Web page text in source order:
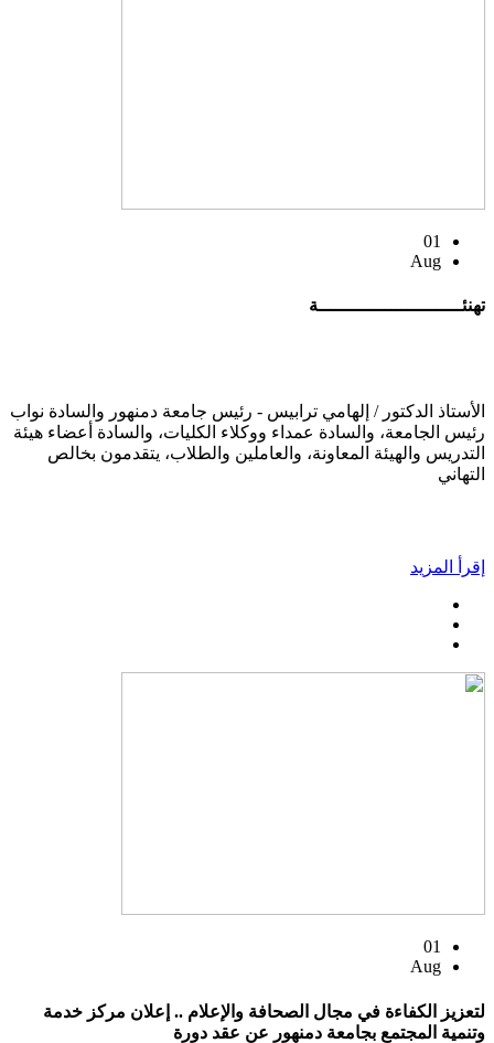
01
Aug
تهنئــــــــــــــــــــــــــة
الأستاذ الدكتور / إلهامي ترابيس - رئيس جامعة دمنهور والسادة نواب
رئيس الجامعة، والسادة عمداء ووكلاء الكليات، والسادة أعضاء هيئة
التدريس والهيئة المعاونة، والعاملين والطلاب، يتقدمون بخالص
التهاني
إقرأ المزيد
01
Aug
لتعزيز الكفاءة في مجال الصحافة والإعلام .. إعلان مركز خدمة
وتنمية المجتمع بجامعة دمنهور عن عقد دورة